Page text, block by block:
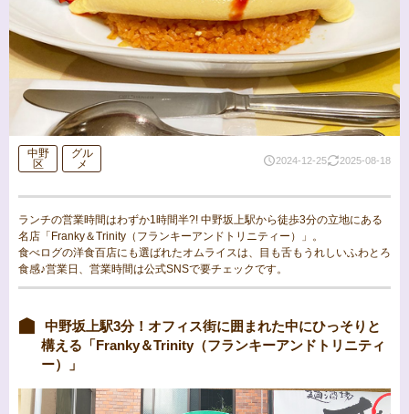
中野
区
グル
メ
2024-12-25 2025-08-18
ランチの営業時間はわずか1時間半?! 中野坂上駅から徒歩3分の立地にある
名店「Franky＆Trinity（フランキーアンドトリニティー）」。
食べログの洋食百店にも選ばれたオムライスは、目も舌もうれしいふわとろ
食感♪営業日、営業時間は公式SNSで要チェックです。
中野坂上駅3分！オフィス街に囲まれた中にひっそりと
構える「Franky＆Trinity（フランキーアンドトリニティ
ー）」